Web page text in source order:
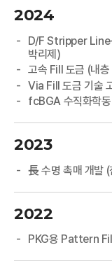
2024
D/F Stripper
박리제)
고속 Fill 도금 (내
Via Fill 도금 기술
fcBGA 수직화학
2023
長 수명 촉매 개발
2022
PKG용 Pattern